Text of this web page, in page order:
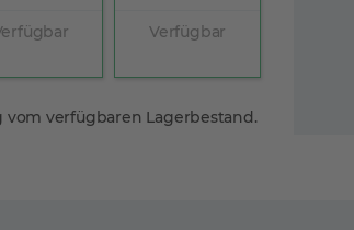
Verfügbar
vom verfügbaren Lagerbestand.